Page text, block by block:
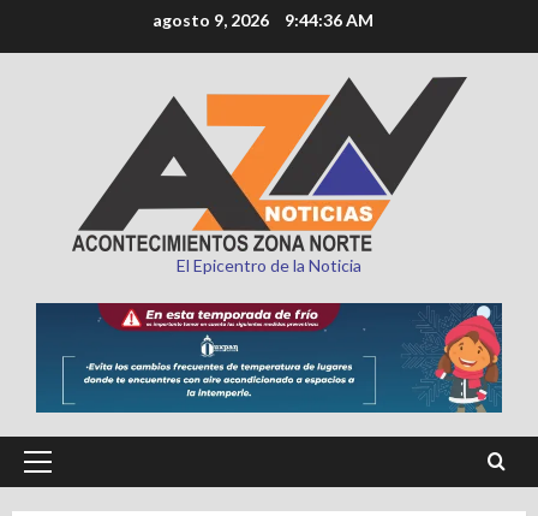
al
agosto 9, 2026 9:44:37 AM
El Epicentro de la Noticia
Menú